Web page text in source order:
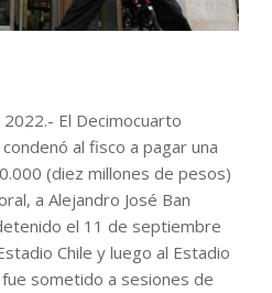
2022.- El Decimocuarto
al fisco a pagar una
(diez millones de pesos)
a Alejandro José Ban
el 11 de septiembre
Chile y luego al Estadio
sometido a sesiones de